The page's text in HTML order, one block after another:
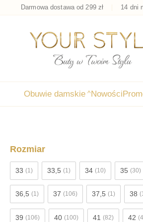
Darmowa dostawa od 299 zł 14 dni
Obuwie damskie ^Nowości
Rozmiar
33 (1) 33,5 (1) 34 (10) 35 (30)
36,5 (1) 37 (106) 37,5 (1) 38
39 (106) 40 (100) 41 (82) 42